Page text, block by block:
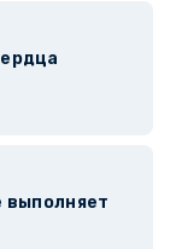
выполняет